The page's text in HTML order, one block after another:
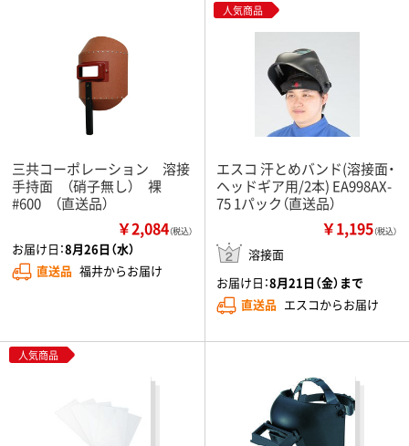
三共コーポレーション 溶接
手持面 （硝子無し） 裸
#600 （直送品）
￥2,084（税込）
お届け日：8月26日（水）
直送品 福井からお届け
人気商品
エスコ 汗とめバンド(溶接面・
ヘッドギア用/2本) EA998AX-
75 1パック（直送品）
￥1,195（税込）
溶接面
お届け日：8月21日（金）まで
直送品 エスコからお届け
人気商品